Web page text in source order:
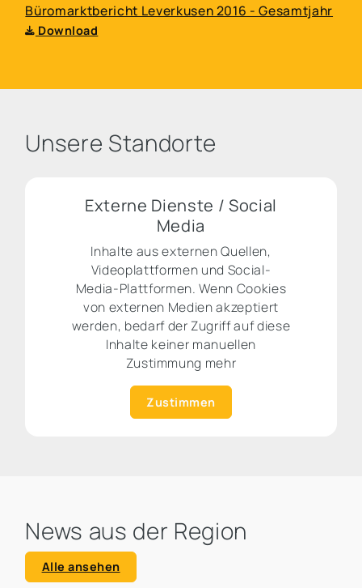
Büromarktbericht Leverkusen 2016 - Gesamtjahr
Download
Unsere Standorte
Externe Dienste / Social
Media
Inhalte aus externen Quellen,
Videoplattformen und Social-
Media-Plattformen. Wenn Cookies
von externen Medien akzeptiert
werden, bedarf der Zugriff auf diese
Inhalte keiner manuellen
Zustimmung mehr
Zustimmen
News aus der Region
Alle ansehen